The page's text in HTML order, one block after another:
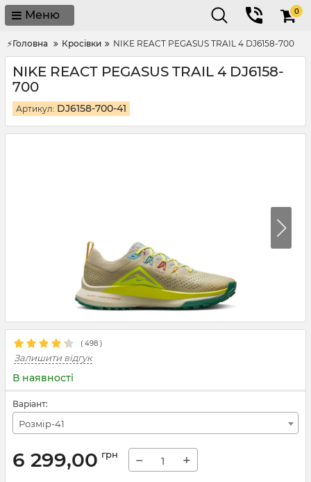
Меню 0
⚡Головна Кросівки NIKE REACT PEGASUS TRAIL 4 DJ6158-700
NIKE REACT PEGASUS TRAIL 4 DJ6158-
700
Артикул: DJ6158-700-41
( 498 )
Залишити відгук
В наявності
Варіант:
Розмір-41
6 299,00 грн − +